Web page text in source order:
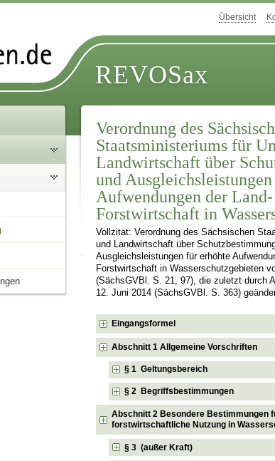
Übersicht
REVOSax
Verordnung des
Staatsministeriums für
Landwirtschaft über
und
Aufwendungen der
Forstwirtschaft in
Vollzitat: Verordnung des Sächsischen
und Landwirtschaft über
Ausgleichsleistungen für erhöhte
Forstwirtschaft in Wasserschutzgebieten
(SächsGVBl. S. 21, 97), die zuletzt durch
12. Juni 2014 (SächsGVBl. S. 363)
Eingangsformel
Abschnitt 1 Allgemeine Vorschriften
§ 1 Geltungsbereich
§ 2 Begriffsbestimmungen
Abschnitt 2 Besondere Bestimmungen
forstwirtschaftliche Nutzung in
§ 3 (außer Kraft)